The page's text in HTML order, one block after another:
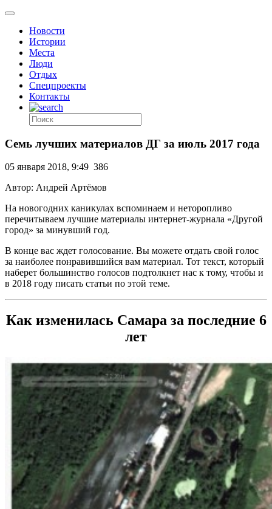
Новости
Истории
Места
Люди
Отдых
Спецпроекты
Контакты
Семь лучших материалов ДГ за июль 2017 года
05 января 2018, 9:49 386
Автор: Андрей Артёмов
На новогодних каникулах вспоминаем и неторопливо
перечитываем лучшие материалы интернет-журнала «Другой
город» за минувший год.
В конце вас ждет голосование. Вы можете отдать свой голос
за наиболее понравившийся вам материал. Тот текст, который
наберет большинство голосов подтолкнет нас к тому, чтобы и
в 2018 году писать статьи по этой теме.
Как изменилась Самара за последние 6
лет